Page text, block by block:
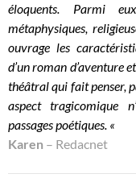
éloquents. Parmi
métaphysiques,
ouvrage les
d’un roman d’aventure
théâtral qui fait penser,
aspect tragicomique
passages poétiques. «
Karen – Redacnet